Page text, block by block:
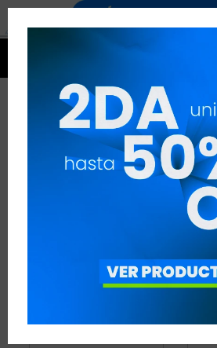
PROTEÍNAS -
DISCIPLINA:BOXEO